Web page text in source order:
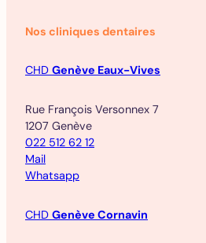
Nos cliniques dentaires
CHD Genève Eaux-Vives
Rue François Versonnex 7
1207 Genève
022 512 62 12
Mail
Whatsapp
CHD Genève Cornavin